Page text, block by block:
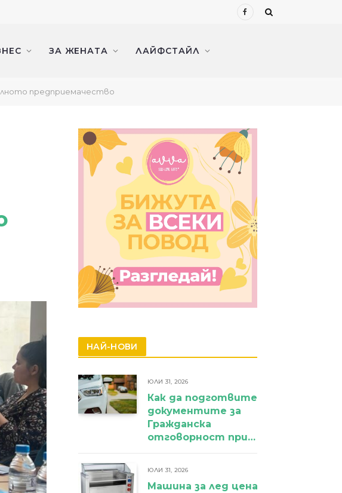
Facebook
ЗА ЖЕНАТА ЛАЙФСТАЙЛ
предприемачество
НАЙ-НОВИ
ЮЛИ 31, 2026
Как да подготвите
документите за
Гражданска
отговорност при
ЮЛИ 31, 2026
Машина за лед цена: